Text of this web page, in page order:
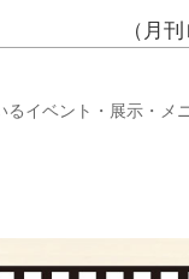
（月
イベント・展示・メ